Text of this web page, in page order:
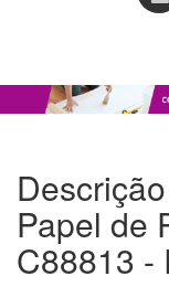
Papel de
C88813 -